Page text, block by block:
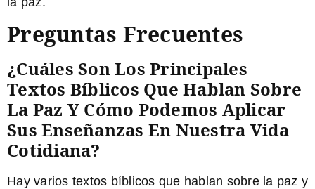
Preguntas Frecuentes
¿Cuáles Son Los Principales
Textos Bíblicos Que Hablan Sobre
La Paz Y Cómo Podemos Aplicar
Sus Enseñanzas En Nuestra Vida
Cotidiana?
Hay varios textos bíblicos que hablan sobre la paz y